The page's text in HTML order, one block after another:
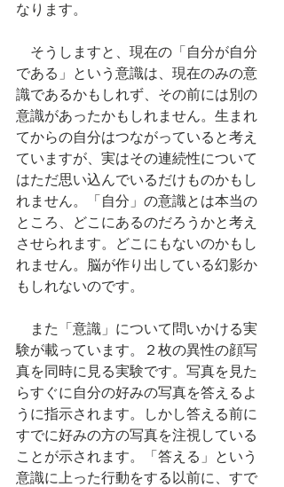
なります。
そうしますと、現在の「自分が自分
である」という意識は、現在のみの意
識であるかもしれず、その前には別の
意識があったかもしれません。生まれ
てからの自分はつながっていると考え
ていますが、実はその連続性について
はただ思い込んでいるだけものかもし
れません。「自分」の意識とは本当の
ところ、どこにあるのだろうかと考え
させられます。どこにもないのかもし
れません。脳が作り出している幻影か
もしれないのです。
また「意識」について問いかける実
験が載っています。２枚の異性の顔写
真を同時に見る実験です。写真を見た
らすぐに自分の好みの写真を答えるよ
うに指示されます。しかし答える前に
すでに好みの方の写真を注視している
ことが示されます。「答える」という
意識に上った行動をする以前に、すで